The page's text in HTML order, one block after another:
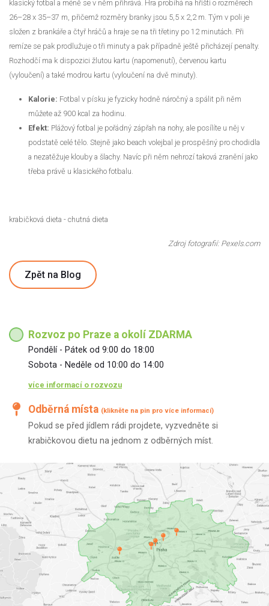
klasický fotbal a méně se v něm přihrává. Hra probíhá na hřišti o rozměrech
26–28 x 35–37 m, přičemž rozměry branky jsou 5,5 x 2,2 m. Tým v poli je
složen z brankáře a čtyř hráčů a hraje se na tři třetiny po 12 minutách. Při
remíze se pak prodlužuje o tři minuty a pak případně ještě přicházejí penalty.
Rozhodčí ma k dispozici žlutou kartu (napomenutí), červenou kartu
(vyloučení) a také modrou kartu (vyloučení na dvě minuty).
Kalorie: Fotbal v písku je fyzicky hodně náročný a spálit při něm
můžete až 900 kcal za hodinu.
Efekt: Plážový fotbal je pořádný zápřah na nohy, ale posílíte u něj v
podstatě celé tělo. Stejně jako beach volejbal je prospěšný pro chodidla
a nezatěžuje klouby a šlachy. Navíc při něm nehrozí taková zranění jako
třeba právě u klasického fotbalu.
krabičková dieta - chutná dieta
Zdroj fotografií: Pexels.com
Zpět na Blog
Rozvoz po Praze a okolí ZDARMA
Pondělí - Pátek od 9:00 do 18:00
Sobota - Neděle od 10:00 do 14:00
více informací o rozvozu
Odběrná místa (klikněte na pin pro více informací)
Pokud se před jídlem rádi projdete, vyzvedněte si
krabičkovou dietu na jednom z odběrných míst.